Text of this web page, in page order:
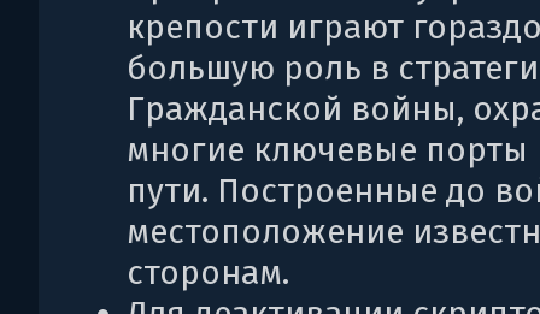
крепости играют
большую роль в
Гражданской войны,
многие ключевые порты
пути. Построенные до
местоположение
сторонам.